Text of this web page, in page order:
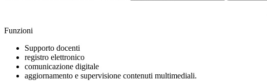
Funzioni
Supporto docenti
registro elettronico
comunicazione digitale
aggiornamento e supervisione contenuti multimediali.